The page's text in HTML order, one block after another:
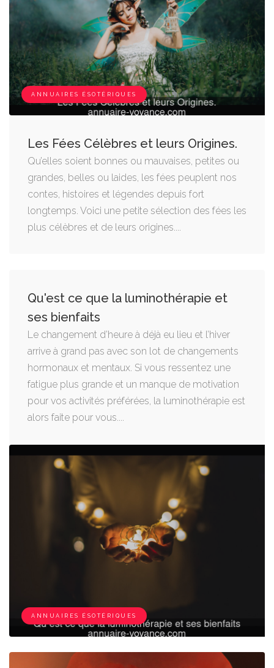
ANNUAIRES ÉSOTÉRIQUES
Les Fées Célèbres et leurs Origines.
Qu’elles soient bonnes ou mauvaises, petites ou
grandes, belles ou laides, les fées peuplent nos
contes, histoires et légendes depuis fort
longtemps. Voici une petite sélection des fées les
plus célèbres et de leurs origines....
Qu'est ce que la luminothérapie et
ses bienfaits
Le changement d’heure à déjà eu lieu et l’hiver
arrive à grand pas avec son lot de changements
hormonaux et mentaux. Si vous ressentez une
fatigue plus grande et un manque de motivation
pour vos activités préférées, la luminothérapie est
alors faite pour vous....
ANNUAIRES ÉSOTÉRIQUES